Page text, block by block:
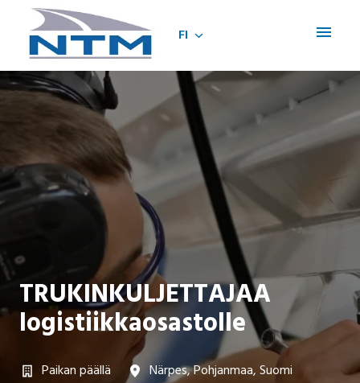
sisältöönEtusivu FI
TRUKINKULJETTAJAA
logistiikkaosastolle
Paikan päällä Närpes,Pohjanmaa,Suomi